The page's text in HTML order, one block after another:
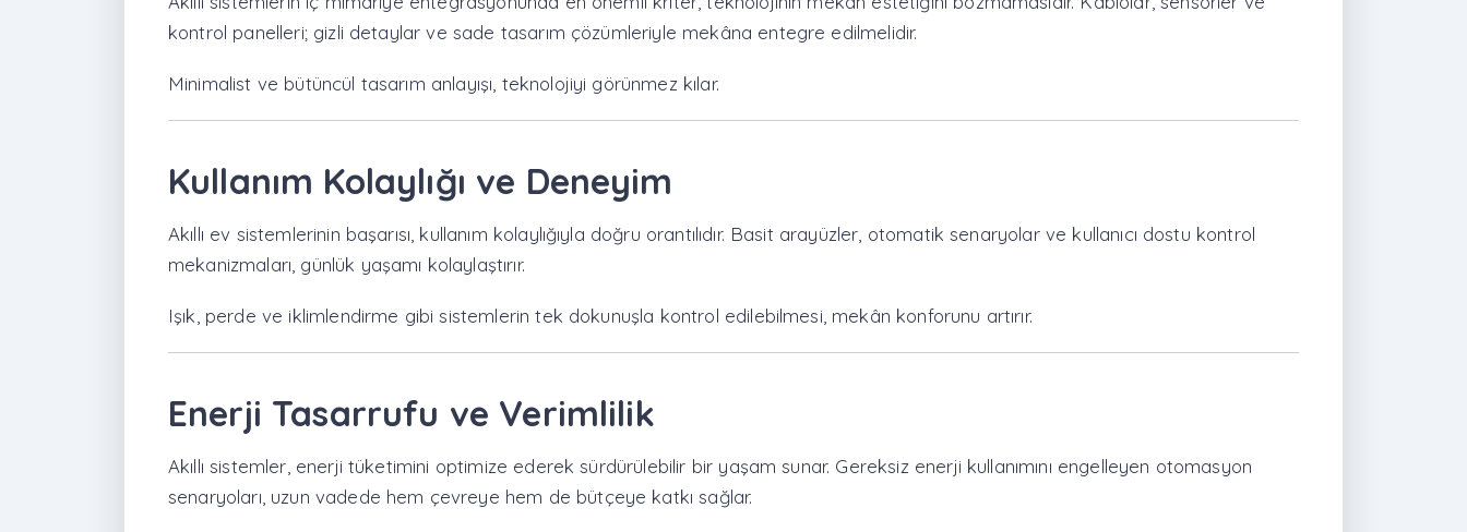
kontrol panelleri; gizli detaylar ve sade tasarım çözümleriyle mekâna entegre edilmelidir.
Minimalist ve bütüncül tasarım anlayışı, teknolojiyi görünmez kılar.
Kullanım Kolaylığı ve Deneyim
Akıllı ev sistemlerinin başarısı, kullanım kolaylığıyla doğru orantılıdır. Basit arayüzler, otomatik senaryolar ve kullanıcı dostu kontrol
mekanizmaları, günlük yaşamı kolaylaştırır.
Işık, perde ve iklimlendirme gibi sistemlerin tek dokunuşla kontrol edilebilmesi, mekân konforunu artırır.
Enerji Tasarrufu ve Verimlilik
Akıllı sistemler, enerji tüketimini optimize ederek sürdürülebilir bir yaşam sunar. Gereksiz enerji kullanımını engelleyen otomasyon
senaryoları, uzun vadede hem çevreye hem de bütçeye katkı sağlar.